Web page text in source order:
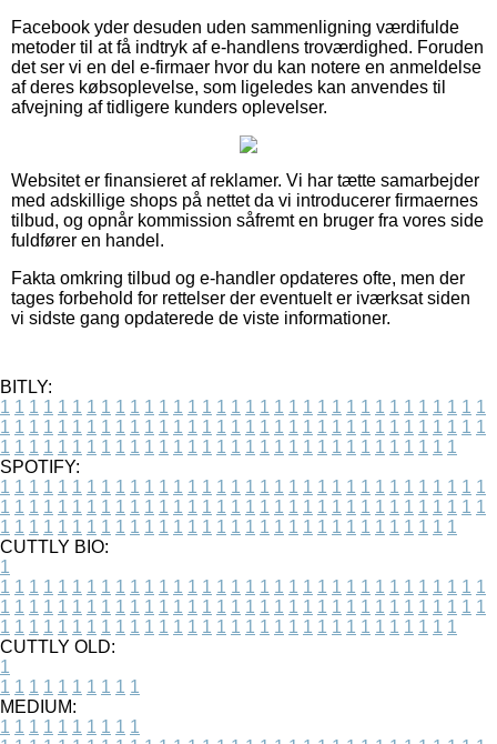
Facebook yder desuden uden sammenligning værdifulde
metoder til at få indtryk af e-handlens troværdighed. Foruden
det ser vi en del e-firmaer hvor du kan notere en anmeldelse
af deres købsoplevelse, som ligeledes kan anvendes til
afvejning af tidligere kunders oplevelser.
Websitet er finansieret af reklamer. Vi har tætte samarbejder
med adskillige shops på nettet da vi introducerer firmaernes
tilbud, og opnår kommission såfremt en bruger fra vores side
fuldfører en handel.
Fakta omkring tilbud og e-handler opdateres ofte, men der
tages forbehold for rettelser der eventuelt er iværksat siden
vi sidste gang opdaterede de viste informationer.
BITLY:
1 1 1 1 1 1 1 1 1 1 1 1 1 1 1 1 1 1 1 1 1 1 1 1 1 1 1 1 1 1 1 1 1 1
1 1 1 1 1 1 1 1 1 1 1 1 1 1 1 1 1 1 1 1 1 1 1 1 1 1 1 1 1 1 1 1 1 1
1 1 1 1 1 1 1 1 1 1 1 1 1 1 1 1 1 1 1 1 1 1 1 1 1 1 1 1 1 1 1 1
SPOTIFY:
1 1 1 1 1 1 1 1 1 1 1 1 1 1 1 1 1 1 1 1 1 1 1 1 1 1 1 1 1 1 1 1 1 1
1 1 1 1 1 1 1 1 1 1 1 1 1 1 1 1 1 1 1 1 1 1 1 1 1 1 1 1 1 1 1 1 1 1
1 1 1 1 1 1 1 1 1 1 1 1 1 1 1 1 1 1 1 1 1 1 1 1 1 1 1 1 1 1 1 1
CUTTLY BIO:
1
1 1 1 1 1 1 1 1 1 1 1 1 1 1 1 1 1 1 1 1 1 1 1 1 1 1 1 1 1 1 1 1 1 1
1 1 1 1 1 1 1 1 1 1 1 1 1 1 1 1 1 1 1 1 1 1 1 1 1 1 1 1 1 1 1 1 1 1
1 1 1 1 1 1 1 1 1 1 1 1 1 1 1 1 1 1 1 1 1 1 1 1 1 1 1 1 1 1 1 1
CUTTLY OLD:
1
1 1 1 1 1 1 1 1 1 1
MEDIUM:
1 1 1 1 1 1 1 1 1 1